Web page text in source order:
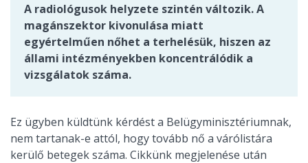
A radiológusok helyzete szintén változik. A
magánszektor kivonulása miatt
egyértelműen nőhet a terhelésük, hiszen az
állami intézményekben koncentrálódik a
vizsgálatok száma.
Ez ügyben küldtünk kérdést a Belügyminisztériumnak,
nem tartanak-e attól, hogy tovább nő a várólistára
kerülő betegek száma. Cikkünk megjelenése után